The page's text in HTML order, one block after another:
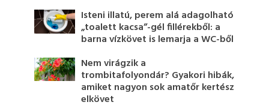
Isteni illatú, perem alá adagolható
„toalett kacsa”-gél fillérekből: a
barna vízkövet is lemarja a WC-ből
Nem virágzik a
trombitafolyondár? Gyakori hibák,
amiket nagyon sok amatőr kertész
elkövet